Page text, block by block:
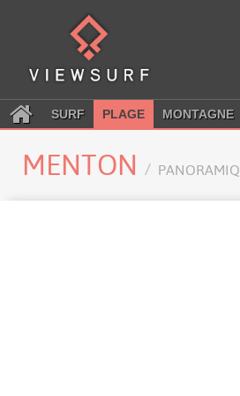
SURF PLAGE MONTAGNE
MENTON